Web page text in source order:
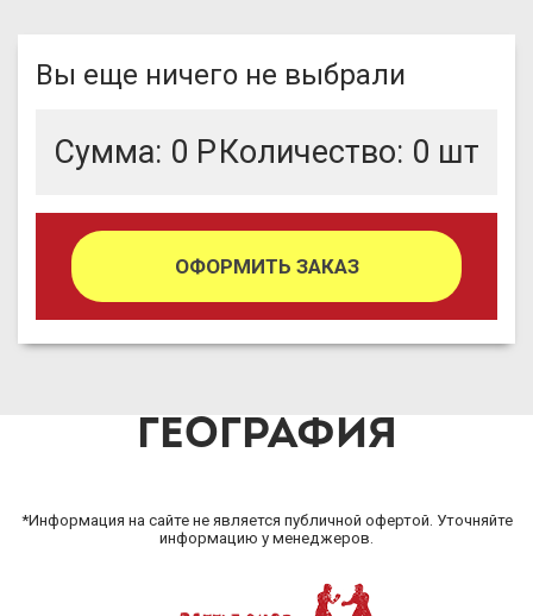
Вы еще ничего не выбрали
Сумма: 0 РКоличество: 0 шт
ОФОРМИТЬ ЗАКАЗ
ГЕОГРАФИЯ
*Информация на сайте не является публичной офертой. Уточняйте
информацию у менеджеров.